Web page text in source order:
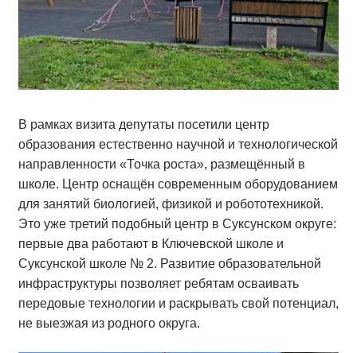
В рамках визита депутаты посетили центр
образования естественно научной и технологической
направленности «Точка роста», размещённый в
школе. Центр оснащён современным оборудованием
для занятий биологией, физикой и робототехникой.
Это уже третий подобный центр в Суксунском округе:
первые два работают в Ключевской школе и
Суксунской школе № 2. Развитие образовательной
инфраструктуры позволяет ребятам осваивать
передовые технологии и раскрывать свой потенциал,
не выезжая из родного округа.